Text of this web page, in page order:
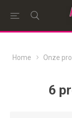
Home Onze
6